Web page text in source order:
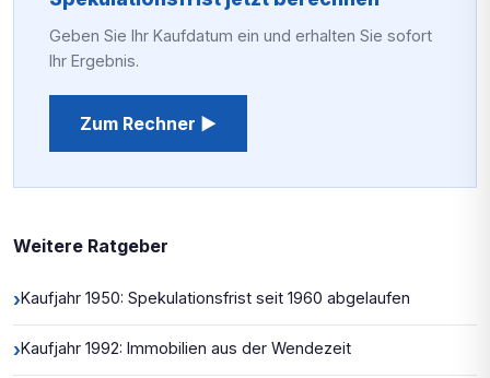
Geben Sie Ihr Kaufdatum ein und erhalten Sie sofort
Ihr Ergebnis.
Zum Rechner ▶
Weitere Ratgeber
›Kaufjahr 1950: Spekulationsfrist seit 1960 abgelaufen
›Kaufjahr 1992: Immobilien aus der Wendezeit